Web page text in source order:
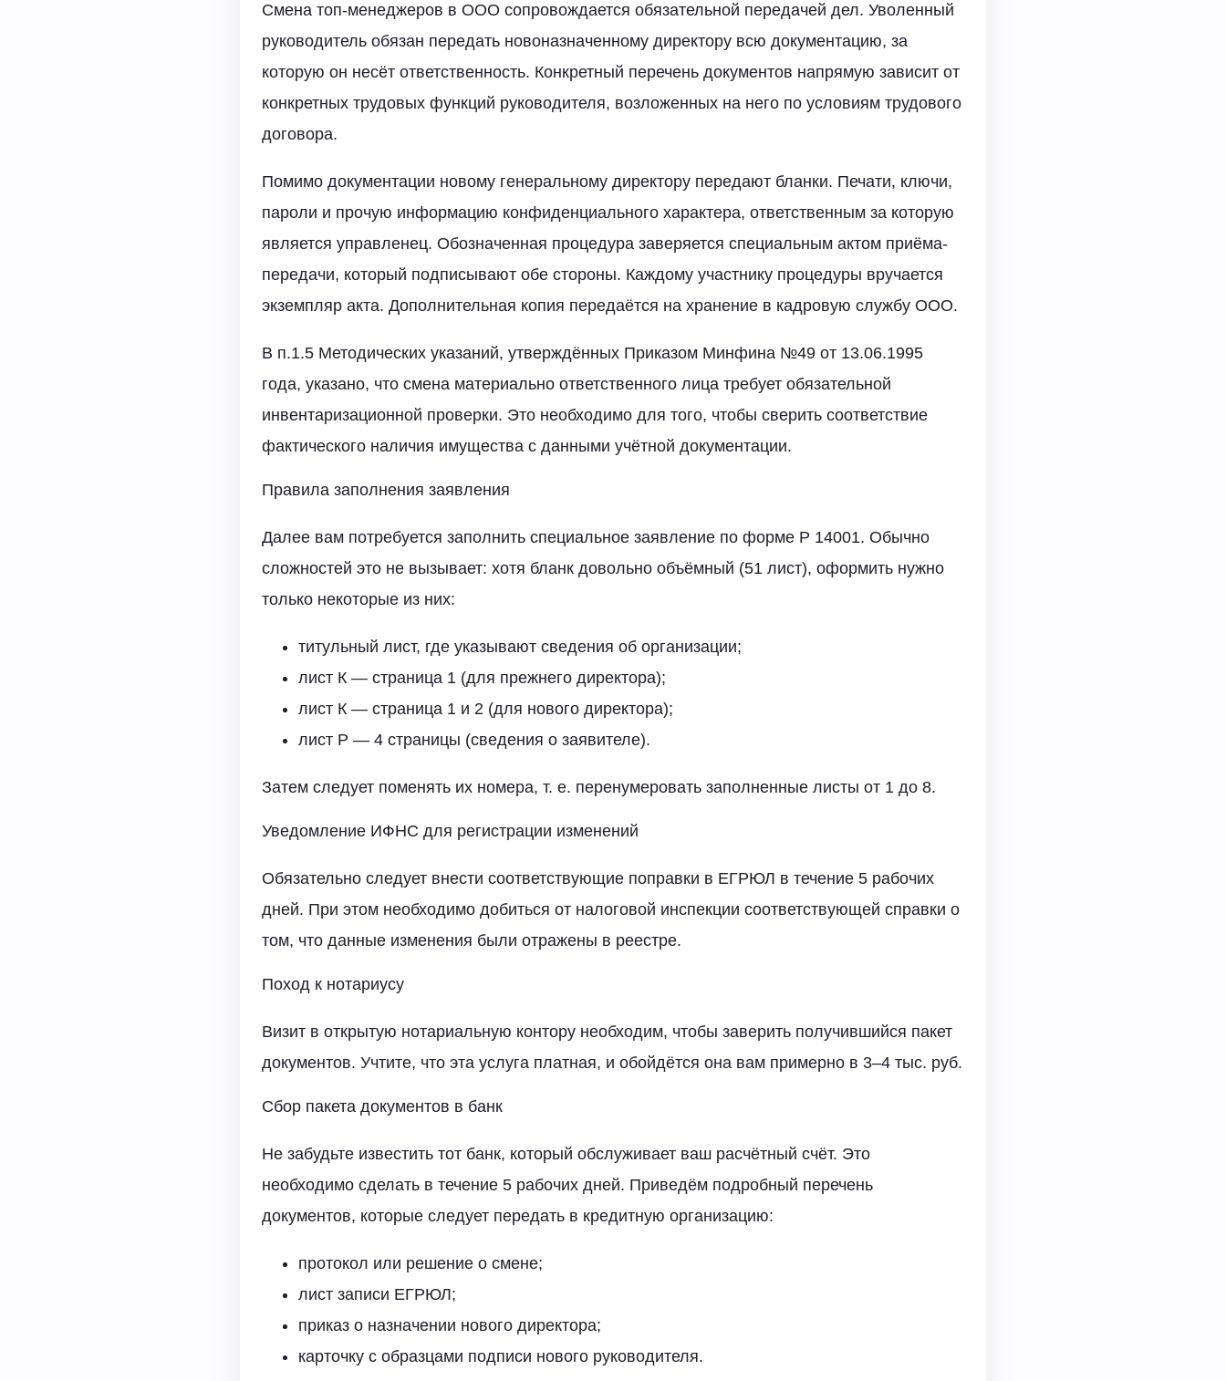
Смена топ-менеджеров в ООО сопровождается обязательной передачей дел. Уволенный
руководитель обязан передать новоназначенному директору всю документацию, за
которую он несёт ответственность. Конкретный перечень документов напрямую зависит от
конкретных трудовых функций руководителя, возложенных на него по условиям трудового
договора.
Помимо документации новому генеральному директору передают бланки. Печати, ключи,
пароли и прочую информацию конфиденциального характера, ответственным за которую
является управленец. Обозначенная процедура заверяется специальным актом приёма-
передачи, который подписывают обе стороны. Каждому участнику процедуры вручается
экземпляр акта. Дополнительная копия передаётся на хранение в кадровую службу ООО.
В п.1.5 Методических указаний, утверждённых Приказом Минфина №49 от 13.06.1995
года, указано, что смена материально ответственного лица требует обязательной
инвентаризационной проверки. Это необходимо для того, чтобы сверить соответствие
фактического наличия имущества с данными учётной документации.
Правила заполнения заявления
Далее вам потребуется заполнить специальное заявление по форме Р 14001. Обычно
сложностей это не вызывает: хотя бланк довольно объёмный (51 лист), оформить нужно
только некоторые из них:
титульный лист, где указывают сведения об организации;
лист К — страница 1 (для прежнего директора);
лист К — страница 1 и 2 (для нового директора);
лист Р — 4 страницы (сведения о заявителе).
Затем следует поменять их номера, т. е. перенумеровать заполненные листы от 1 до 8.
Уведомление ИФНС для регистрации изменений
Обязательно следует внести соответствующие поправки в ЕГРЮЛ в течение 5 рабочих
дней. При этом необходимо добиться от налоговой инспекции соответствующей справки о
том, что данные изменения были отражены в реестре.
Поход к нотариусу
Визит в открытую нотариальную контору необходим, чтобы заверить получившийся пакет
документов. Учтите, что эта услуга платная, и обойдётся она вам примерно в 3–4 тыс. руб.
Сбор пакета документов в банк
Не забудьте известить тот банк, который обслуживает ваш расчётный счёт. Это
необходимо сделать в течение 5 рабочих дней. Приведём подробный перечень
документов, которые следует передать в кредитную организацию:
протокол или решение о смене;
лист записи ЕГРЮЛ;
приказ о назначении нового директора;
карточку с образцами подписи нового руководителя.